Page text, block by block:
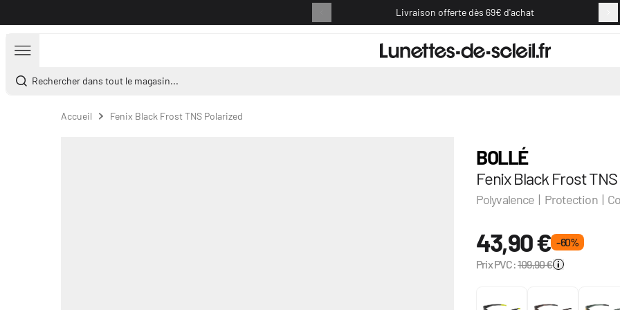
Livraison offerte dès 69€ d'achat
Rechercher dans tout le magasin...
Accueil Fenix Black Frost TNS Polarized
BOLLÉ
Fenix Black Frost
Polyvalence | Protection |
43,90 € - 60 %
Prix PVC:109,90 €